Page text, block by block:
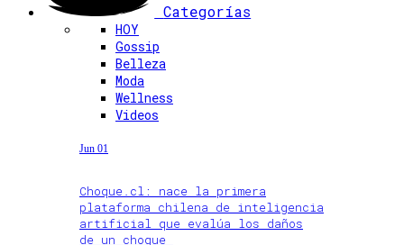
Categorías
HOY
Gossip
Belleza
Moda
Wellness
Videos
Jun 01
Choque.cl: nace la primera
plataforma chilena de inteligencia
artificial que evalúa los daños
de un choque